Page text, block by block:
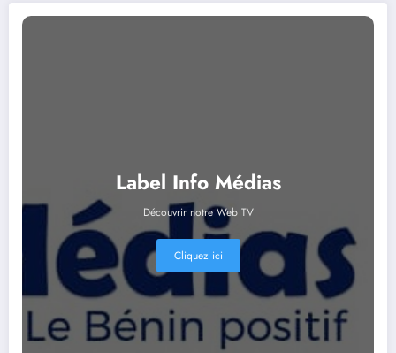
Label Info Médias
Découvrir notre Web TV
Cliquez ici